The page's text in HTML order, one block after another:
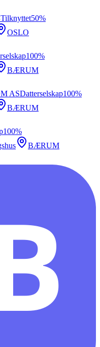
Tilknyttet50%
OSLO
100%
BÆRUM
ASDatterselskap100%
BÆRUM
100%
BÆRUM